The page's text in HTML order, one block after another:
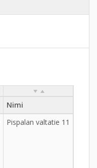
Nimi
Pispalan valtatie 11